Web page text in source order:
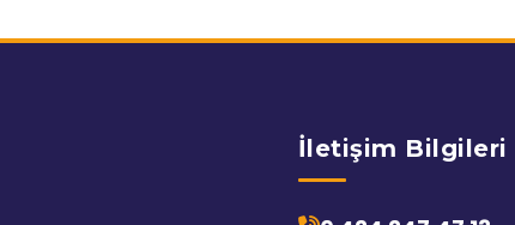
İletişim Bilgileri